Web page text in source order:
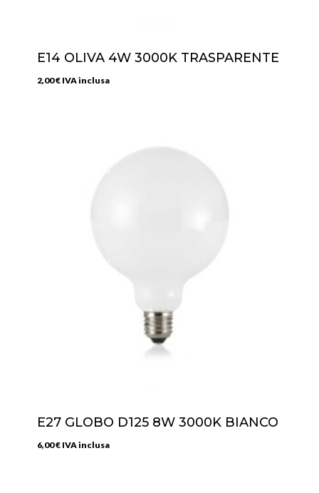
E14 OLIVA 4W 3000K TRASPARENTE
2,00€ IVA inclusa
E27 GLOBO D125 8W 3000K BIANCO
6,00€ IVA inclusa